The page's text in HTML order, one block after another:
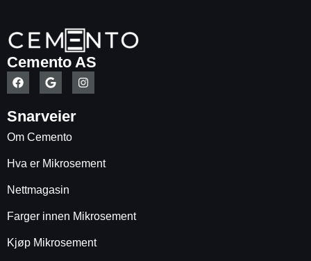
Cemento AS
Snarveier
Om Cemento
Hva er Mikrosement
Nettmagasin
Farger innen Mikrosement
Kjøp Mikrosement